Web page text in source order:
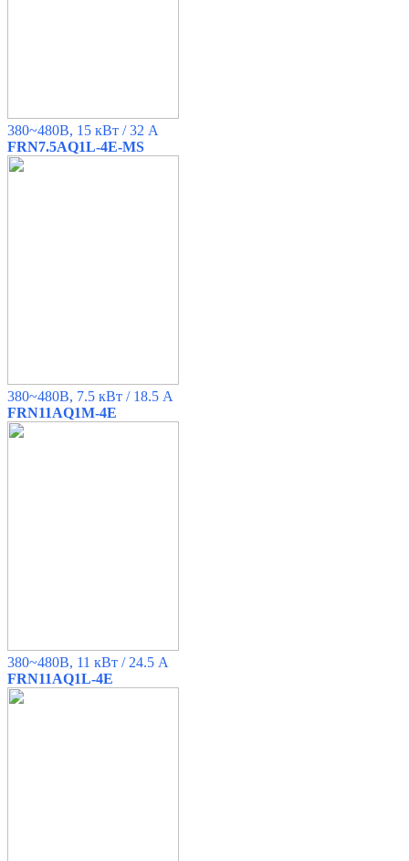
380~480B, 15 кВт / 32 A
FRN7.5AQ1L-4E-MS
380~480B, 7.5 кВт / 18.5 A
FRN11AQ1M-4E
380~480B, 11 кВт / 24.5 A
FRN11AQ1L-4E